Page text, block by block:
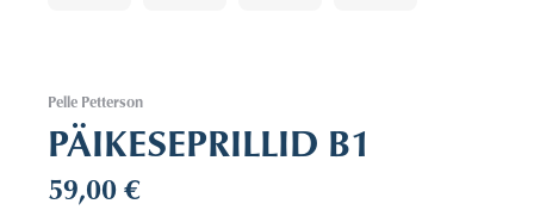
Pelle Petterson
PÄIKESEPRILLID B1
59,00€